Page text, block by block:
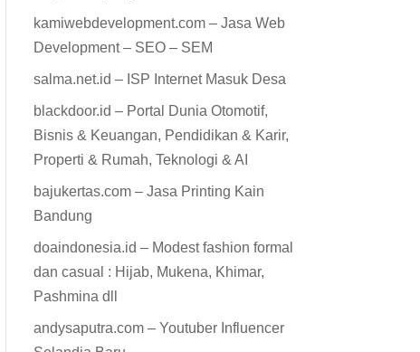
kamiwebdevelopment.com – Jasa Web
Development – SEO – SEM
salma.net.id – ISP Internet Masuk Desa
blackdoor.id – Portal Dunia Otomotif,
Bisnis & Keuangan, Pendidikan & Karir,
Properti & Rumah, Teknologi & AI
bajukertas.com – Jasa Printing Kain
Bandung
doaindonesia.id – Modest fashion formal
dan casual : Hijab, Mukena, Khimar,
Pashmina dll
andysaputra.com – Youtuber Influencer